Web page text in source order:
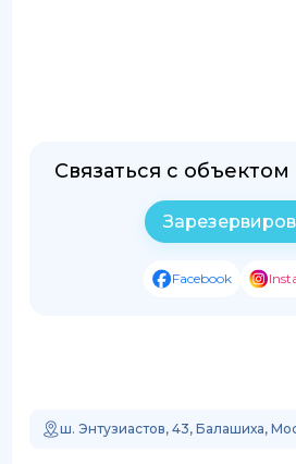
Связаться с
Facebook
ш. Энтузиастов, 43, Балашиха,